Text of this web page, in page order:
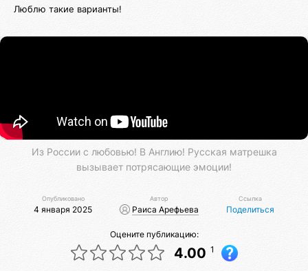
Люблю такие варианты!
Из России с любовью! В Англию! Русская матрешка
вызывает потрясающие эмоции!
Опубликовано
4 января 2025
Автор
Раиса Арефьева
Ссылка
Поделиться
Оцените публикацию:
4.00 1